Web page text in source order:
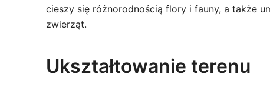
cieszy się różnorodnością flory i fauny, a także
zwierząt.
Ukształtowanie terenu